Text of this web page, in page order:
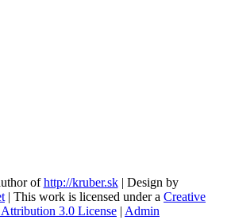
ofhttp://kruber.sk| Design by
| This work is licensed under a Creative
3.0 License | Admin